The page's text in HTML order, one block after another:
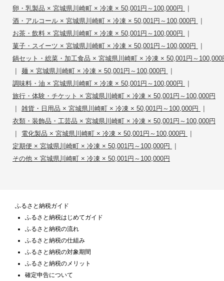
卵・乳製品 × 宮城県川崎町 × 冷凍 × 50,001円～100,000円 |
酒・アルコール × 宮城県川崎町 × 冷凍 × 50,001円～100,000円 |
お茶・飲料 × 宮城県川崎町 × 冷凍 × 50,001円～100,000円 |
菓子・スイーツ × 宮城県川崎町 × 冷凍 × 50,001円～100,000円 |
鍋セット・総菜・加工食品 × 宮城県川崎町 × 冷凍 × 50,001円～100,000
| 麺 × 宮城県川崎町 × 冷凍 × 50,001円～100,000円 |
調味料・油 × 宮城県川崎町 × 冷凍 × 50,001円～100,000円 |
旅行・体験・チケット × 宮城県川崎町 × 冷凍 × 50,001円～100,000円
| 雑貨・日用品 × 宮城県川崎町 × 冷凍 × 50,001円～100,000円 |
衣類・装飾品・工芸品 × 宮城県川崎町 × 冷凍 × 50,001円～100,000円
| 電化製品 × 宮城県川崎町 × 冷凍 × 50,001円～100,000円 |
定期便 × 宮城県川崎町 × 冷凍 × 50,001円～100,000円 |
その他 × 宮城県川崎町 × 冷凍 × 50,001円～100,000円
ふるさと納税ガイド
ふるさと納税はじめてガイド
ふるさと納税の流れ
ふるさと納税の仕組み
ふるさと納税の対象期間
ふるさと納税のメリット
確定申告について